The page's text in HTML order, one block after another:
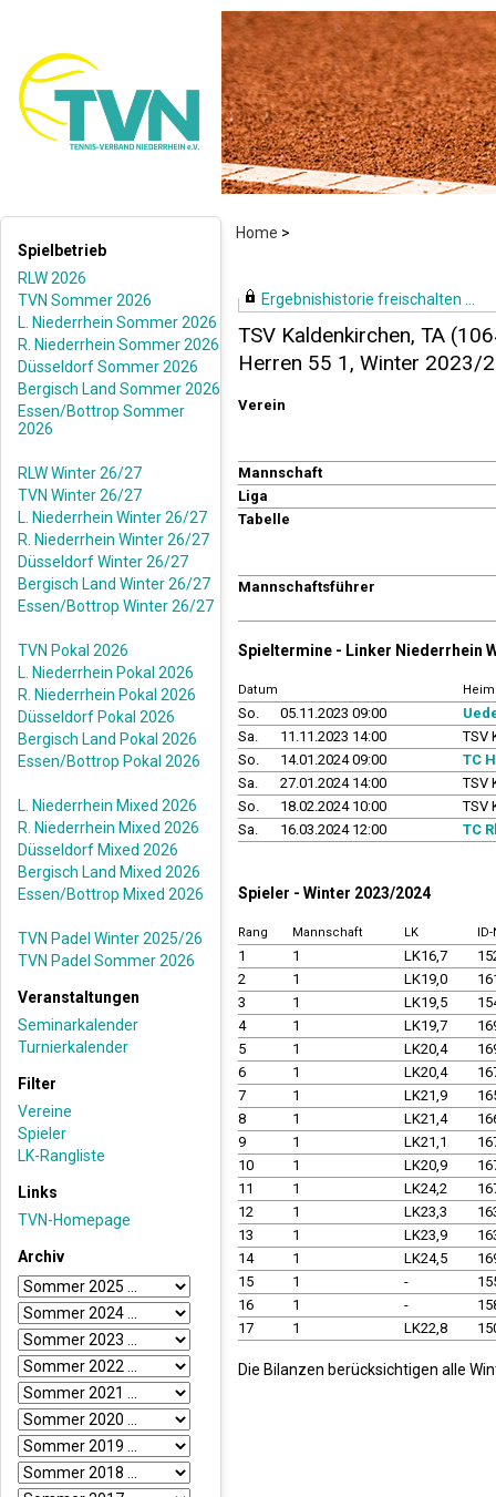
Home >
Spielbetrieb
RLW 2026
TVN Sommer 2026
L. Niederrhein Sommer 2026
R. Niederrhein Sommer 2026
Düsseldorf Sommer 2026
Bergisch Land Sommer 2026
Essen/Bottrop Sommer
2026
RLW Winter 26/27
TVN Winter 26/27
L. Niederrhein Winter 26/27
R. Niederrhein Winter 26/27
Düsseldorf Winter 26/27
Bergisch Land Winter 26/27
Essen/Bottrop Winter 26/27
TVN Pokal 2026
L. Niederrhein Pokal 2026
R. Niederrhein Pokal 2026
Düsseldorf Pokal 2026
Bergisch Land Pokal 2026
Essen/Bottrop Pokal 2026
L. Niederrhein Mixed 2026
R. Niederrhein Mixed 2026
Düsseldorf Mixed 2026
Bergisch Land Mixed 2026
Essen/Bottrop Mixed 2026
TVN Padel Winter 2025/26
TVN Padel Sommer 2026
Veranstaltungen
Seminarkalender
Turnierkalender
Filter
Vereine
Spieler
LK-Rangliste
Links
TVN-Homepage
Archiv
Ergebnishistorie freischalten ...
TSV Kaldenkirchen, TA
Herren 55 1, Winter 2023/
Verein
Mannschaft
Liga
Tabelle
Mannschaftsführer
Spieltermine - Linker Niederrhein
Datum
So. 05.11.2023 09:00
Sa.
11.11.2023 14:00
TSV
So.
14.01.2024 09:00
TC
Sa.
27.01.2024 14:00
TSV
So.
18.02.2024 10:00
TSV
Sa.
16.03.2024 12:00 TC
Spieler - Winter 2023/2024
Rang Mannschaft LK
1 1 LK16,7
2
1 LK19,0
3
1 LK19,5
4
1 LK19,7
5
1 LK20,4
6
1 LK20,4
7
1 LK21,9
8
1 LK21,4
9
1 LK21,1
10
1 LK20,9
11
1 LK24,2
12
1 LK23,3
13
1 LK23,9
14
1 LK24,5
15
1 -
16
1 -
17
1 LK22,8
Die Bilanzen berücksichtigen alle